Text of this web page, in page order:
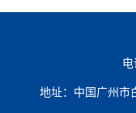
电
地址：中国广州市